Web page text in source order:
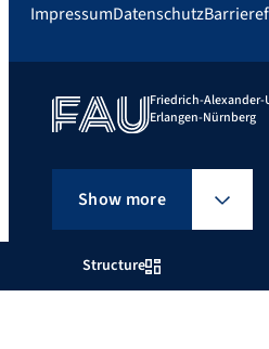
Structure
ImpressumDatenschutz
Friedrich-
Erlangen-Nürnberg
Show more